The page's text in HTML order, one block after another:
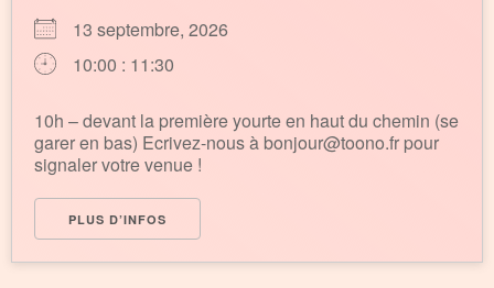
13 septembre, 2026
10:00 : 11:30
10h – devant la première yourte en haut du chemin (se
garer en bas) Ecrivez-nous à bonjour@toono.fr pour
signaler votre venue !
PLUS D’INFOS